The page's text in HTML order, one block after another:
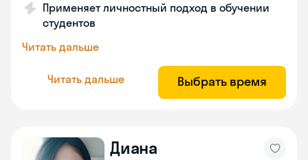
Применяет личностный подход в обучении
студентов
Читать дальше
Читать дальше Выбрать время
Диана